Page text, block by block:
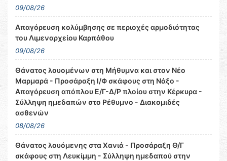
09/08/26
Απαγόρευση κολύμβησης σε περιοχές αρμοδιότητας
του Λιμεναρχείου Καρπάθου
09/08/26
Θάνατος λουομένων στη Μήθυμνα και στον Νέο
Μαρμαρά - Προσάραξη Ι/Φ σκάφους στη Νάξο -
Απαγόρευση απόπλου Ε/Γ-Δ/Ρ πλοίου στην Κέρκυρα -
Σύλληψη ημεδαπών στο Ρέθυμνο - Διακομιδές
ασθενών
08/08/26
Θάνατος λουόμενης στα Χανιά - Προσάραξη Θ/Γ
σκάφους στη Λευκίμμη - Σύλληψη ημεδαπού στην